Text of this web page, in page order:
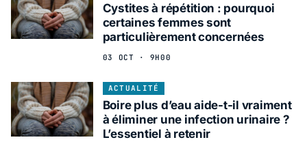
Cystites à répétition : pourquoi
certaines femmes sont
particulièrement concernées
03 OCT · 9H00
ACTUALITÉ
Boire plus d’eau aide-t-il vraiment
à éliminer une infection urinaire ?
L’essentiel à retenir